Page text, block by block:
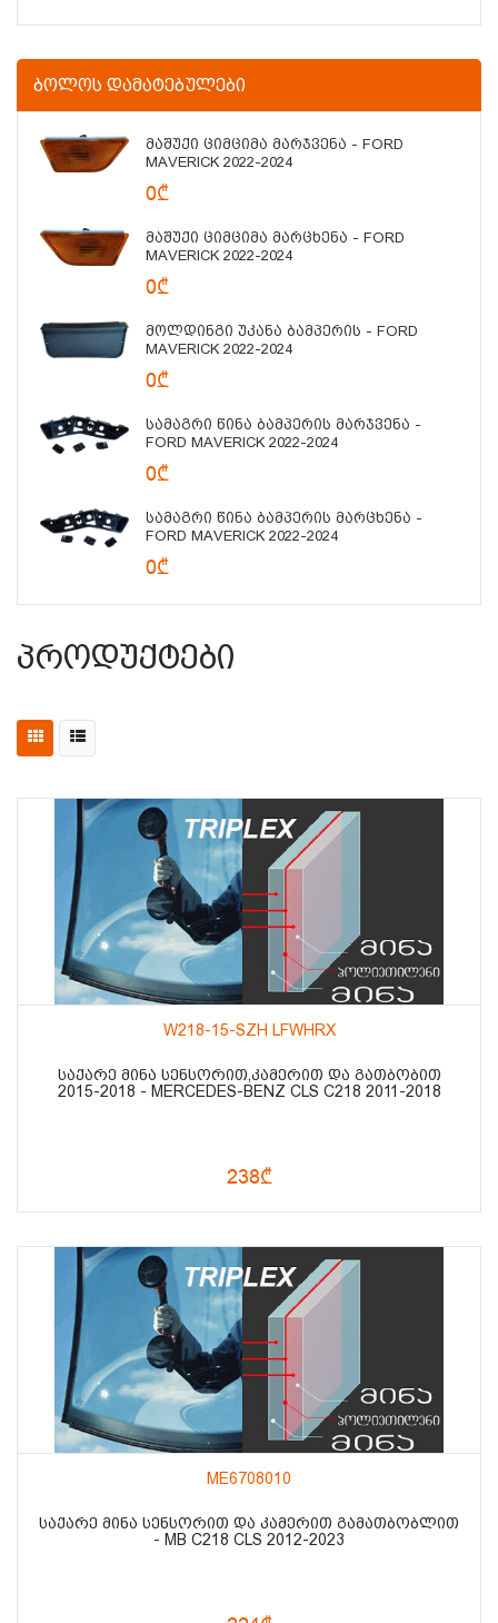
ᲑᲝᲚᲝᲡ ᲓᲐᲛᲐᲢᲔᲑᲣᲚᲔᲑᲘ
Მაშუქი Ციმციმა Მარჯვენა - FORD
MAVERICK 2022-2024
0₾
Მაშუქი Ციმციმა Მარცხენა - FORD
MAVERICK 2022-2024
0₾
Მოლდინგი Უკანა Ბამპერის - FORD
MAVERICK 2022-2024
0₾
Სამაგრი Წინა Ბამპერის Მარჯვენა -
FORD MAVERICK 2022-2024
0₾
Სამაგრი Წინა Ბამპერის Მარცხენა -
FORD MAVERICK 2022-2024
0₾
Პროდუქტები
W218-15-SZH LFWHRX
ᲡᲐᲥᲐᲠᲔ ᲛᲘᲜᲐ ᲡᲔᲜᲡᲝᲠᲘᲗ,ᲙᲐᲛᲔᲠᲘᲗ ᲓᲐ ᲒᲐᲗᲑᲝᲑᲘᲗ
2015-2018 - MERCEDES-BENZ CLS C218 2011-2018
238₾
ME6708010
ᲡᲐᲥᲐᲠᲔ ᲛᲘᲜᲐ ᲡᲔᲜᲡᲝᲠᲘᲗ ᲓᲐ ᲙᲐᲛᲔᲠᲘᲗ ᲒᲐᲛᲐᲗᲑᲝᲑᲚᲘᲗ
- MB C218 CLS 2012-2023